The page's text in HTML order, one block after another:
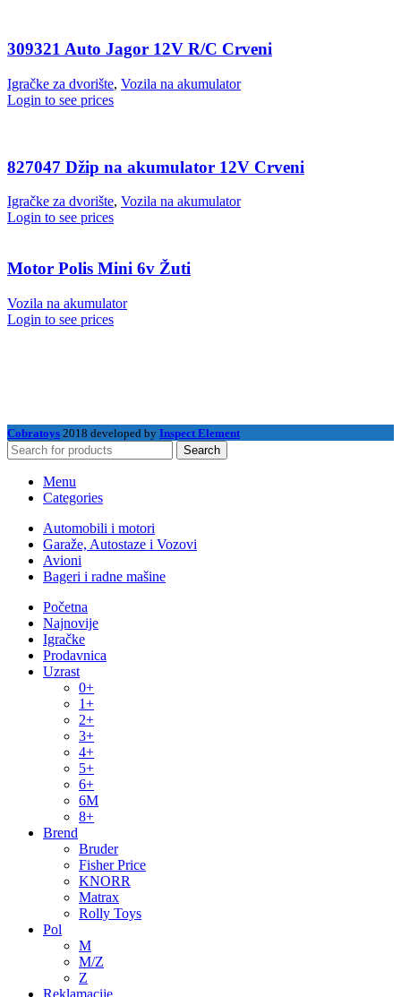
309321 Auto Jagor 12V R/C Crveni
Igračke za dvorište, Vozila na akumulator
Login to see prices
827047 Džip na akumulator 12V Crveni
Igračke za dvorište, Vozila na akumulator
Login to see prices
Motor Polis Mini 6v Žuti
Vozila na akumulator
Login to see prices
Cobratoys 2018 developed by Inspect Element
Search
Menu
Categories
Automobili i motori
Garaže, Autostaze i Vozovi
Avioni
Bageri i radne mašine
Početna
Najnovije
Igračke
Prodavnica
Uzrast
0+
1+
2+
3+
4+
5+
6+
6M
8+
Brend
Bruder
Fisher Price
KNORR
Matrax
Rolly Toys
Pol
M
M/Z
Z
Reklamacije